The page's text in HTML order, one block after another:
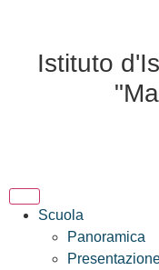
Istituto
Scuola
Panoramica